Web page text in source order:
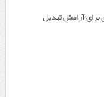
آرامش تبدیل